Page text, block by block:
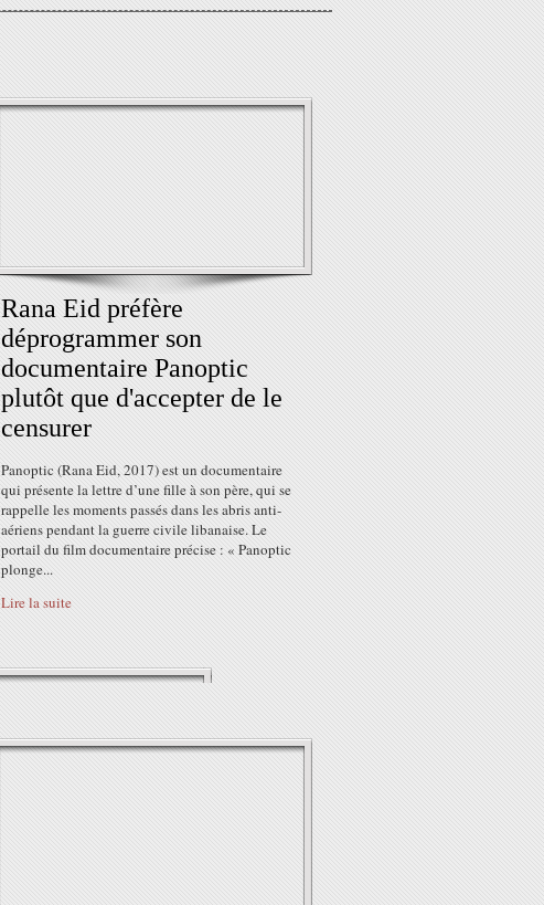
Rana Eid préfère
déprogrammer son
documentaire Panoptic
plutôt que d'accepter de le
censurer
Panoptic (Rana Eid, 2017) est un documentaire
qui présente la lettre d’une fille à son père, qui se
rappelle les moments passés dans les abris anti-
aériens pendant la guerre civile libanaise. Le
portail du film documentaire précise : « Panoptic
plonge...
Lire la suite